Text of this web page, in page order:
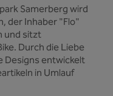
Samerberg wird
der Inhaber "Flo"
und sitzt
Durch die Liebe
Designs entwickelt
in Umlauf